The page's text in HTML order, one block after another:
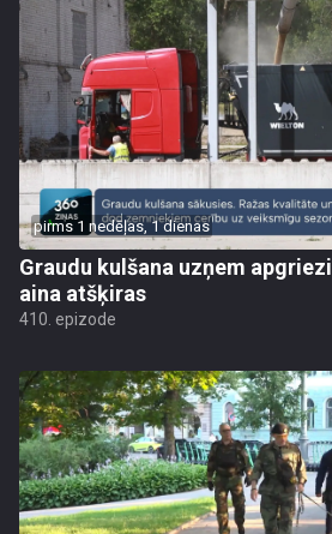
pirms 1 nedēļas, 1 dienas
Graudu kulšana uzņem
aina atšķiras
410. epizode